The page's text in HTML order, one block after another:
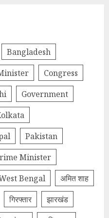
Bangladesh
Congress
Government
Pakistan
Minister
Bengal
अमित शाह
गिरफ्तार
झारखंड